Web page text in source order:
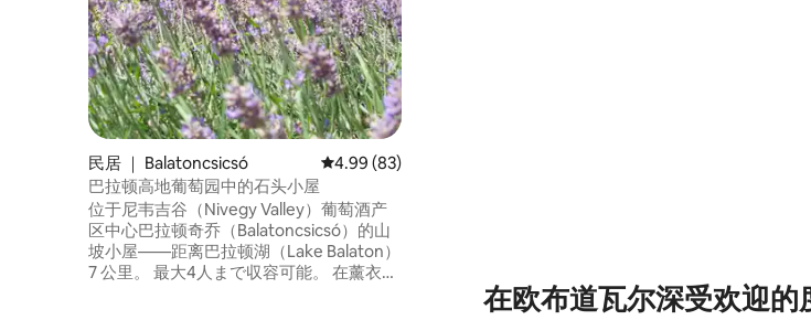
民居 ｜ Balatoncsicsó 平均评分 4.99 分（满分 5 分），共 83 条评价
4.99 (83)
巴拉顿高地葡萄园中的石头小屋
位于尼韦吉谷（Nivegy Valley）葡萄酒产
区中心巴拉顿奇乔（Balatoncsicsó）的山
坡小屋——距离巴拉顿湖（Lake Balaton）
7 公里。 最大4人まで収容可能。 在薰衣草
在欧布道瓦尔深受欢迎的